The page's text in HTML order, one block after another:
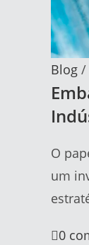
Blog /
O
um
0